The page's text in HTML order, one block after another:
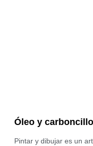
Óleo y
Pintar y dibujar es un